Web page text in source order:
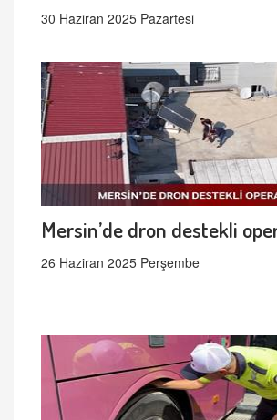
30 Haziran 2025 Pazartesi
Mersin’de dron destekli
26 Haziran 2025 Perşembe